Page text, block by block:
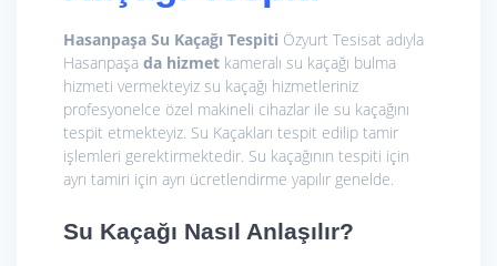
Hasanpaşa Su Kaçağı Tespiti Özyurt Tesisat adıyla
Hasanpaşa da hizmet kameralı su kaçağı bulma
hizmeti vermekteyiz su kaçağı hizmetleriniz
profesyonelce özel makineli cihazlar ile su kaçağını
tespit etmekteyiz. Su Kaçakları tespit edilip tamir
işlemleri gerektirmektedir. Su kaçağının tespiti için
ayrı tamiri için ayrı ücretlendirme yapılır genelde.
Su Kaçağı Nasıl Anlaşılır?